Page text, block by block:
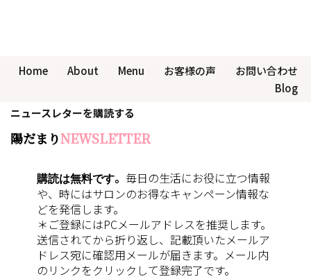
Home About Menu お客様の声
お問い合わせ
Blog
ニュースレターを購読する
陽だまりNEWSLETTER
購読は無料です。 毎日の生活にお役に立つ情報
や、時にはサロンのお得なキャンペーン情報な
どを発信します。
＊ご登録にはPCメールアドレスを推奨します。
送信されてから折り返し、記載頂いたメールア
ドレス宛に確認用メールが届きます。メール内
のリンクをクリックして登録完了です。